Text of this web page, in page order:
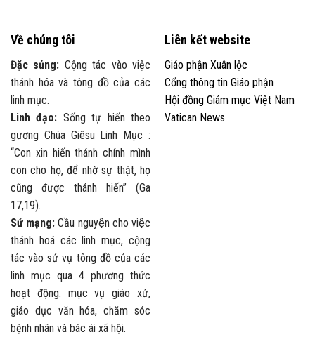
Về chúng tôi
Đặc sủng: Cộng tác vào việc
thánh hóa và tông đồ của các
linh mục.
Linh đạo: Sống tự hiến theo
gương Chúa Giêsu Linh Mục :
“Con xin hiến thánh chính mình
con cho họ, để nhờ sự thật, họ
cũng được thánh hiến” (Ga
17,19).
Sứ mạng: Cầu nguyện cho việc
thánh hoá các linh mục, cộng
tác vào sứ vụ tông đồ của các
linh mục qua 4 phương thức
hoạt động: mục vụ giáo xứ,
giáo dục văn hóa, chăm sóc
bệnh nhân và bác ái xã hội.
Liên kết website
Giáo phận Xuân lộc
Cổng thông tin Giáo phận
Hội đồng Giám mục Việt Nam
Vatican News